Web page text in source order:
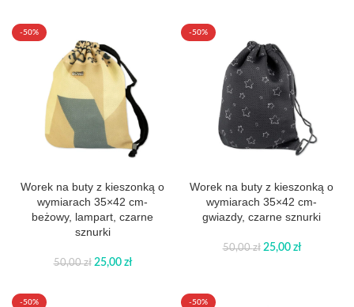
-50%
Worek na buty z kieszonką o
wymiarach 35×42 cm-
beżowy, lampart, czarne
sznurki
50,00zł 25,00 zł
-50%
Worek na buty z kieszonką o
wymiarach 35×42 cm-
gwiazdy, czarne sznurki
50,00zł 25,00 zł
-50% -50%